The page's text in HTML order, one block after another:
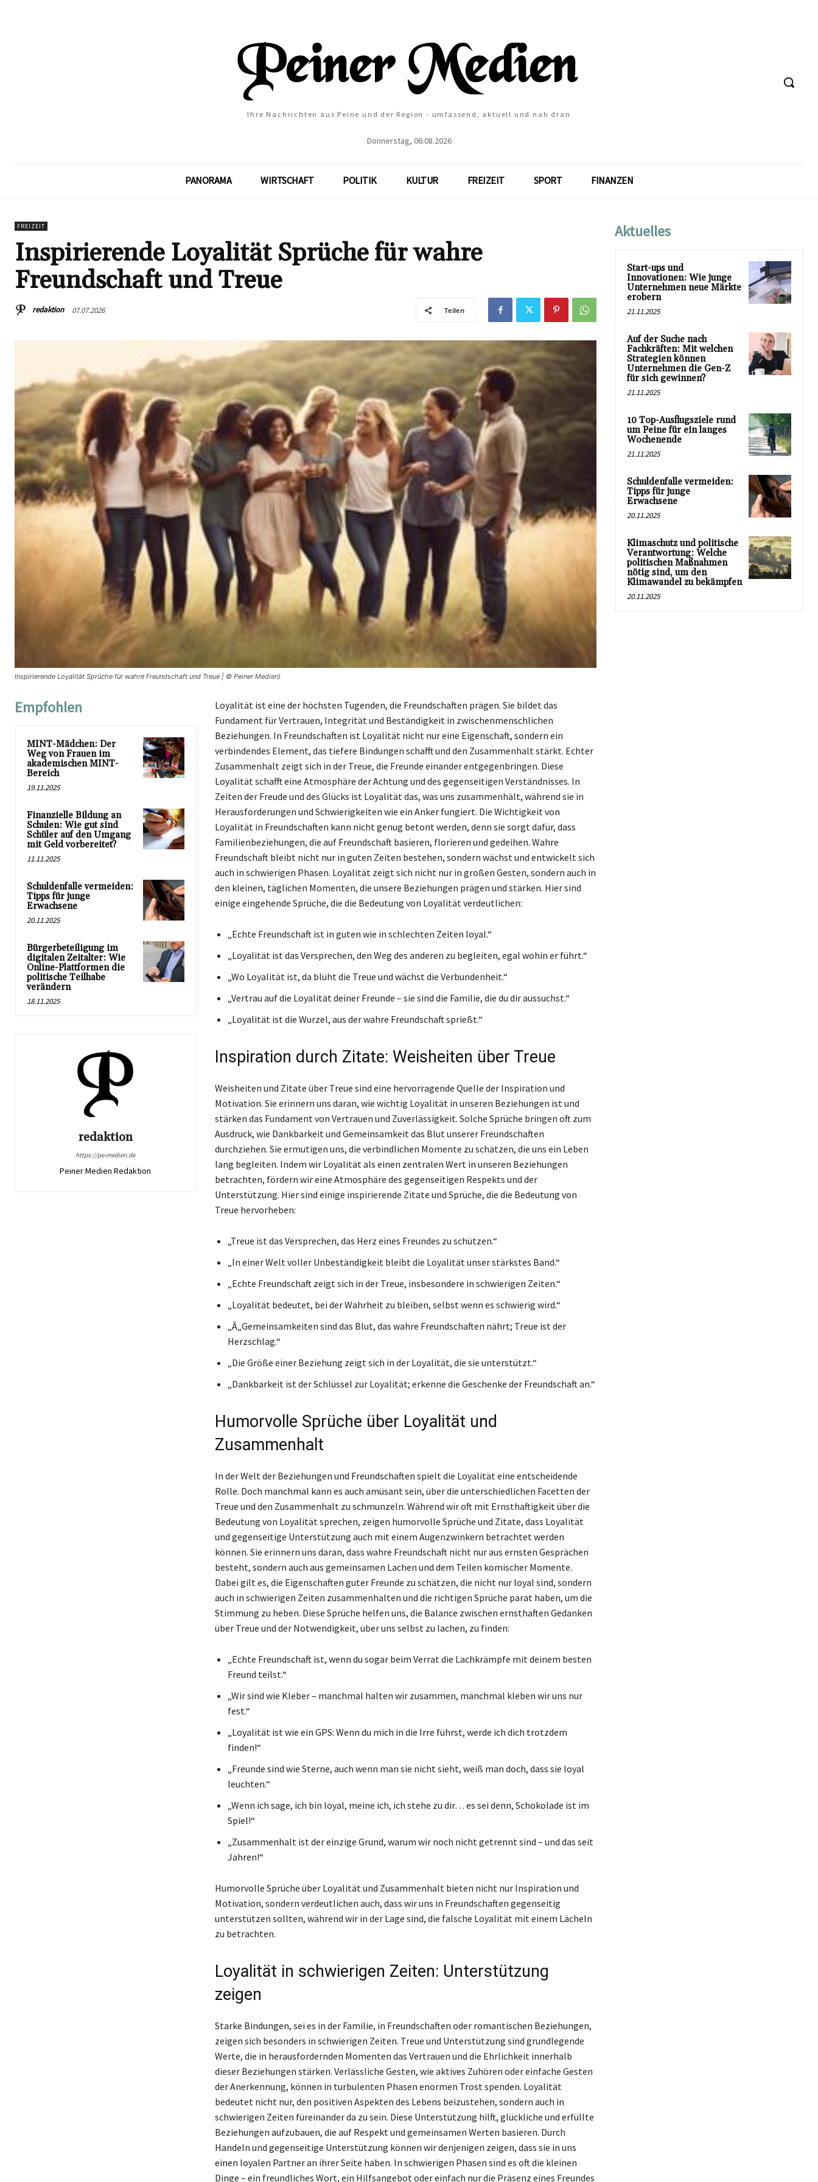
Ihre Nachrichten aus Peine und der Region - umfassend, aktuell und nah dran
Donnerstag, 06.08.2026
PANORAMA WIRTSCHAFT POLITIK KULTUR FREIZEIT SPORT FINANZEN
FREIZEIT
Inspirierende Loyalität Sprüche für wahre
Freundschaft und Treue
redaktion 07.07.2026 Teilen
Inspirierende Loyalität Sprüche für wahre Freundschaft und Treue | © Peiner Medien)
Empfohlen
MINT-Mädchen: Der
Weg von Frauen im
akademischen MINT-
Bereich
19.11.2025
Finanzielle Bildung an
Schulen: Wie gut sind
Schüler auf den Umgang
mit Geld vorbereitet?
11.11.2025
Schuldenfalle vermeiden:
Tipps für junge
Erwachsene
20.11.2025
Bürgerbeteiligung im
digitalen Zeitalter: Wie
Online-Plattformen die
politische Teilhabe
verändern
18.11.2025
redaktion
https://pe-medien.de
Peiner Medien Redaktion
Loyalität ist eine der höchsten Tugenden, die Freundschaften prägen. Sie bildet das
Fundament für Vertrauen, Integrität und Beständigkeit in zwischenmenschlichen
Beziehungen. In Freundschaften ist Loyalität nicht nur eine Eigenschaft, sondern ein
verbindendes Element, das tiefere Bindungen schafft und den Zusammenhalt stärkt. Echter
Zusammenhalt zeigt sich in der Treue, die Freunde einander entgegenbringen. Diese
Loyalität schafft eine Atmosphäre der Achtung und des gegenseitigen Verständnisses. In
Zeiten der Freude und des Glücks ist Loyalität das, was uns zusammenhält, während sie in
Herausforderungen und Schwierigkeiten wie ein Anker fungiert. Die Wichtigkeit von
Loyalität in Freundschaften kann nicht genug betont werden, denn sie sorgt dafür, dass
Familienbeziehungen, die auf Freundschaft basieren, florieren und gedeihen. Wahre
Freundschaft bleibt nicht nur in guten Zeiten bestehen, sondern wächst und entwickelt sich
auch in schwierigen Phasen. Loyalität zeigt sich nicht nur in großen Gesten, sondern auch in
den kleinen, täglichen Momenten, die unsere Beziehungen prägen und stärken. Hier sind
einige eingehende Sprüche, die die Bedeutung von Loyalität verdeutlichen:
„Echte Freundschaft ist in guten wie in schlechten Zeiten loyal.“
„Loyalität ist das Versprechen, den Weg des anderen zu begleiten, egal wohin er führt.“
„Wo Loyalität ist, da blüht die Treue und wächst die Verbundenheit.“
„Vertrau auf die Loyalität deiner Freunde – sie sind die Familie, die du dir aussuchst.“
„Loyalität ist die Wurzel, aus der wahre Freundschaft sprießt.“
Inspiration durch Zitate: Weisheiten über Treue
Weisheiten und Zitate über Treue sind eine hervorragende Quelle der Inspiration und
Motivation. Sie erinnern uns daran, wie wichtig Loyalität in unseren Beziehungen ist und
stärken das Fundament von Vertrauen und Zuverlässigkeit. Solche Sprüche bringen oft zum
Ausdruck, wie Dankbarkeit und Gemeinsamkeit das Blut unserer Freundschaften
durchziehen. Sie ermutigen uns, die verbindlichen Momente zu schätzen, die uns ein Leben
lang begleiten. Indem wir Loyalität als einen zentralen Wert in unseren Beziehungen
betrachten, fördern wir eine Atmosphäre des gegenseitigen Respekts und der
Unterstützung. Hier sind einige inspirierende Zitate und Sprüche, die die Bedeutung von
Treue hervorheben:
„Treue ist das Versprechen, das Herz eines Freundes zu schützen.“
„In einer Welt voller Unbeständigkeit bleibt die Loyalität unser stärkstes Band.“
„Echte Freundschaft zeigt sich in der Treue, insbesondere in schwierigen Zeiten.“
„Loyalität bedeutet, bei der Wahrheit zu bleiben, selbst wenn es schwierig wird.“
„Â„Gemeinsamkeiten sind das Blut, das wahre Freundschaften nährt; Treue ist der
Herzschlag.“
„Die Größe einer Beziehung zeigt sich in der Loyalität, die sie unterstützt.“
„Dankbarkeit ist der Schlüssel zur Loyalität; erkenne die Geschenke der Freundschaft an.“
Humorvolle Sprüche über Loyalität und
Zusammenhalt
In der Welt der Beziehungen und Freundschaften spielt die Loyalität eine entscheidende
Rolle. Doch manchmal kann es auch amüsant sein, über die unterschiedlichen Facetten der
Treue und den Zusammenhalt zu schmunzeln. Während wir oft mit Ernsthaftigkeit über die
Bedeutung von Loyalität sprechen, zeigen humorvolle Sprüche und Zitate, dass Loyalität
und gegenseitige Unterstützung auch mit einem Augenzwinkern betrachtet werden
können. Sie erinnern uns daran, dass wahre Freundschaft nicht nur aus ernsten Gesprächen
besteht, sondern auch aus gemeinsamen Lachen und dem Teilen komischer Momente.
Dabei gilt es, die Eigenschaften guter Freunde zu schätzen, die nicht nur loyal sind, sondern
auch in schwierigen Zeiten zusammenhalten und die richtigen Sprüche parat haben, um die
Stimmung zu heben. Diese Sprüche helfen uns, die Balance zwischen ernsthaften Gedanken
über Treue und der Notwendigkeit, über uns selbst zu lachen, zu finden:
„Echte Freundschaft ist, wenn du sogar beim Verrat die Lachkrämpfe mit deinem besten
Freund teilst.“
„Wir sind wie Kleber – manchmal halten wir zusammen, manchmal kleben wir uns nur
fest.“
„Loyalität ist wie ein GPS: Wenn du mich in die Irre führst, werde ich dich trotzdem
finden!“
„Freunde sind wie Sterne, auch wenn man sie nicht sieht, weiß man doch, dass sie loyal
leuchten.“
„Wenn ich sage, ich bin loyal, meine ich, ich stehe zu dir… es sei denn, Schokolade ist im
Spiel!“
„Zusammenhalt ist der einzige Grund, warum wir noch nicht getrennt sind – und das seit
Jahren!“
Humorvolle Sprüche über Loyalität und Zusammenhalt bieten nicht nur Inspiration und
Motivation, sondern verdeutlichen auch, dass wir uns in Freundschaften gegenseitig
unterstützen sollten, während wir in der Lage sind, die falsche Loyalität mit einem Lächeln
zu betrachten.
Loyalität in schwierigen Zeiten: Unterstützung
zeigen
Starke Bindungen, sei es in der Familie, in Freundschaften oder romantischen Beziehungen,
zeigen sich besonders in schwierigen Zeiten. Treue und Unterstützung sind grundlegende
Werte, die in herausfordernden Momenten das Vertrauen und die Ehrlichkeit innerhalb
dieser Beziehungen stärken. Verlässliche Gesten, wie aktives Zuhören oder einfache Gesten
der Anerkennung, können in turbulenten Phasen enormen Trost spenden. Loyalität
bedeutet nicht nur, den positiven Aspekten des Lebens beizustehen, sondern auch in
schwierigen Zeiten füreinander da zu sein. Diese Unterstützung hilft, glückliche und erfüllte
Beziehungen aufzubauen, die auf Respekt und gemeinsamen Werten basieren. Durch
Handeln und gegenseitige Unterstützung können wir denjenigen zeigen, dass sie in uns
einen loyalen Partner an ihrer Seite haben. In schwierigen Phasen sind es oft die kleinen
Dinge – ein freundliches Wort, ein Hilfsangebot oder einfach nur die Präsenz eines Freundes
Aktuelles
Start-ups und
Innovationen: Wie junge
Unternehmen neue Märkte
erobern
21.11.2025
Auf der Suche nach
Fachkräften: Mit welchen
Strategien können
Unternehmen die Gen-Z
für sich gewinnen?
21.11.2025
10 Top-Ausflugsziele rund
um Peine für ein langes
Wochenende
21.11.2025
Schuldenfalle vermeiden:
Tipps für junge
Erwachsene
20.11.2025
Klimaschutz und politische
Verantwortung: Welche
politischen Maßnahmen
nötig sind, um den
Klimawandel zu bekämpfen
20.11.2025